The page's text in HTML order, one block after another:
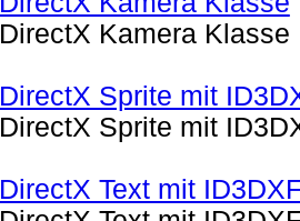
DirectX Kamera Klasse
DirectX Sprite mit
DirectX Sprite mit
DirectX Text mit